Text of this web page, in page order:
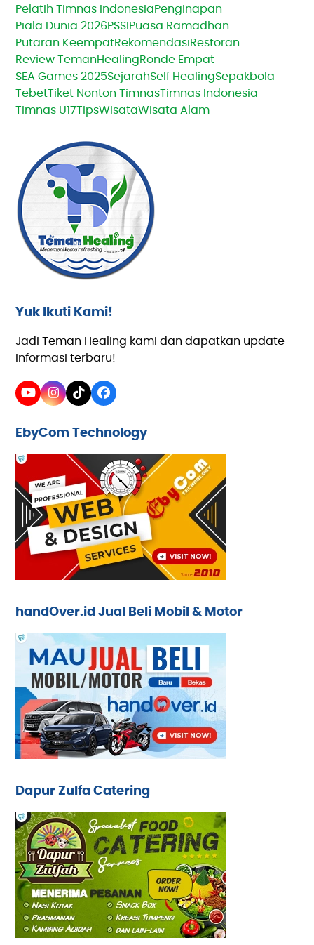
Pelatih Timnas IndonesiaPenginapan
Piala Dunia 2026PSSI Puasa Ramadhan
Putaran KeempatRekomendasiRestoran
Review TemanHealingRonde Empat
SEA Games 2025SejarahSelf HealingSepakbola
TebetTiket Nonton TimnasTimnas Indonesia
Timnas U17TipsWisataWisata Alam
Yuk Ikuti Kami!
Jadi Teman Healing kami dan dapatkan update
informasi terbaru!
YouTube
Instagram
TiktokFacebook
EbyCom Technology
handOver.id Jual Beli Mobil & Motor
Dapur Zulfa Catering